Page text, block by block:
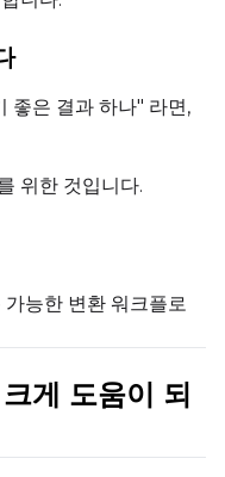
Prompt
좋은 결과 하나" 라면,
위한 것입니다.
능한 변환 워크플로
게 도움이 되